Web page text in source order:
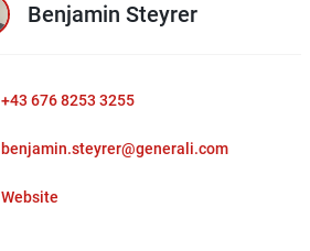
Benjamin Steyrer
+43 676 8253 3255
benjamin.steyrer@generali.com
Website